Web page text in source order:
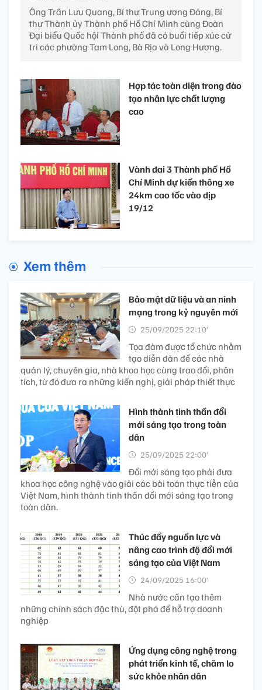
Ông Trần Lưu Quang, Bí thư Trung ương Đảng, Bí
thư Thành ủy Thành phố Hồ Chí Minh cùng Đoàn
Đại biểu Quốc hội Thành phố đã có buổi tiếp xúc cử
tri các phường Tam Long, Bà Rịa và Long Hương.
Hợp tác toàn diện trong đào
tạo nhân lực chất lượng
cao
Vành đai 3 Thành phố Hồ
Chí Minh dự kiến thông xe
24km cao tốc vào dịp
19/12
Xem thêm
Bảo mật dữ liệu và an ninh
mạng trong kỷ nguyên mới
25/09/2025 22:10’
Tọa đàm được tổ chức nhằm
tạo diễn đàn để các nhà
quản lý, chuyên gia, nhà khoa học cùng trao đổi, phân
tích, từ đó đưa ra những kiến nghị, giải pháp thiết thực
Hình thành tinh thần đổi
mới sáng tạo trong toàn
dân
25/09/2025 22:00’
Đổi mới sáng tạo phải đưa
khoa học công nghệ vào giải các bài toán thực tiễn của
Việt Nam, hình thành tinh thần đổi mới sáng tạo trong
toàn dân.
Thúc đẩy nguồn lực và
nâng cao trình độ đổi mới
sáng tạo của Việt Nam
24/09/2025 16:00’
Nhà nước cần tạo thêm
những chính sách đặc thù, đột phá để hỗ trợ doanh
nghiệp
Ứng dụng công nghệ trong
phát triển kinh tế, chăm lo
sức khỏe nhân dân